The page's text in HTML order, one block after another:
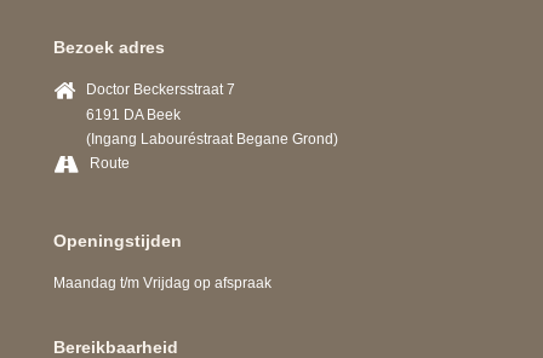
Bezoek adres
Doctor Beckersstraat 7
6191 DA Beek
(Ingang Labouréstraat Begane Grond)
Route
Openingstijden
Maandag t/m Vrijdag op afspraak
Bereikbaarheid